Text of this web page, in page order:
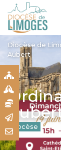
Diocèse de
Aubert
Diocèse